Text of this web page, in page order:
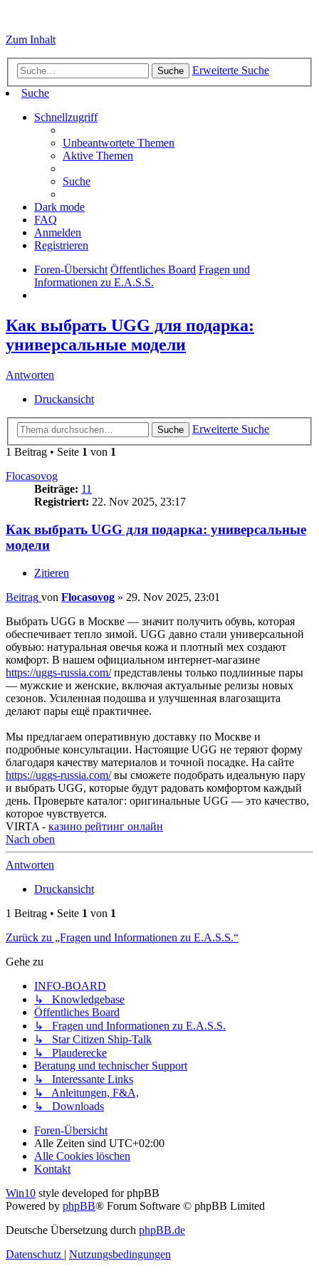
Zum Inhalt
Suche
Erweiterte Suche
Suche
Schnellzugriff
Unbeantwortete Themen
Aktive Themen
Suche
Dark mode
FAQ
Anmelden
Registrieren
Foren-Übersicht Öffentliches Board Fragen und
Informationen zu E.A.S.S.
Как выбрать UGG для подарка:
универсальные модели
Antworten
Druckansicht
Suche
Erweiterte Suche
1 Beitrag • Seite 1 von 1
Flocasovog
Beiträge: 11
Registriert: 22. Nov 2025, 23:17
Как выбрать UGG для подарка: универсальные
модели
Zitieren
Beitrag von Flocasovog » 29. Nov 2025, 23:01
Выбрать UGG в Москве — значит получить обувь, которая
обеспечивает тепло зимой. UGG давно стали универсальной
обувью: натуральная овечья кожа и плотный мех создают
комфорт. В нашем официальном интернет-магазине
https://uggs-russia.com/представлены только подлинные пары
— мужские и женские, включая актуальные релизы новых
сезонов. Усиленная подошва и улучшенная влагозащита
делают пары ещё практичнее.
Мы предлагаем оперативную доставку по Москве и
подробные консультации. Настоящие UGG не теряют форму
благодаря качеству материалов и точной посадке. На сайте
https://uggs-russia.com/вы сможете подобрать идеальную пару
и выбрать UGG, которые будут радовать комфортом каждый
день. Проверьте каталог: оригинальные UGG — это качество,
которое чувствуется.
VIRTA - казино рейтинг онлайн
Nach oben
Antworten
Druckansicht
1 Beitrag • Seite 1 von 1
Zurück zu „Fragen und Informationen zu E.A.S.S.“
Gehe zu
INFO-BOARD
↳ Knowledgebase
Öffentliches Board
↳ Fragen und Informationen zu E.A.S.S.
↳ Star Citizen Ship-Talk
↳ Plauderecke
Beratung und technischer Support
↳ Interessante Links
↳ Anleitungen, F&A,
↳ Downloads
Foren-Übersicht
Alle Zeiten sind UTC+02:00
Alle Cookies löschen
Kontakt
Win10 style developed for phpBB
Powered by phpBB® Forum Software © phpBB Limited
Deutsche Übersetzung durch phpBB.de
Datenschutz | Nutzungsbedingungen